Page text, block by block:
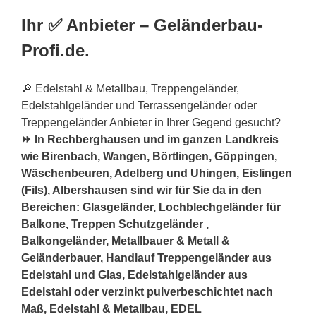
Ihr ✅ Anbieter – Geländerbau-
Profi.de.
🔎 Edelstahl & Metallbau, Treppengeländer,
Edelstahlgeländer und Terrassengeländer oder
Treppengeländer Anbieter in Ihrer Gegend gesucht?
⏩ In Rechberghausen und im ganzen Landkreis
wie Birenbach, Wangen, Börtlingen, Göppingen,
Wäschenbeuren, Adelberg und Uhingen, Eislingen
(Fils), Albershausen sind wir für Sie da in den
Bereichen: Glasgeländer, Lochblechgeländer für
Balkone, Treppen Schutzgeländer ,
Balkongeländer, Metallbauer & Metall &
Geländerbauer, Handlauf Treppengeländer aus
Edelstahl und Glas, Edelstahlgeländer aus
Edelstahl oder verzinkt pulverbeschichtet nach
Maß, Edelstahl & Metallbau, EDEL